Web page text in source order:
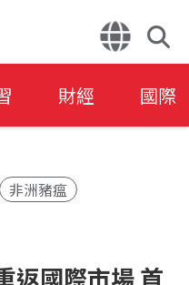
財經 國際
非洲豬瘟
返國際市場 首